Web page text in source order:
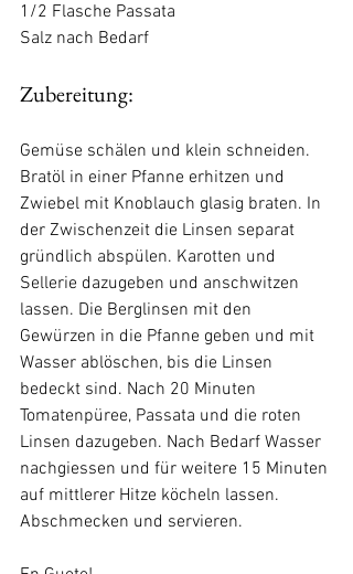
1/2 Flasche Passata
Salz nach Bedarf
Zubereitung:
Gemüse schälen und klein schneiden.
Bratöl in einer Pfanne erhitzen und
Zwiebel mit Knoblauch glasig braten. In
der Zwischenzeit die Linsen separat
gründlich abspülen. Karotten und
Sellerie dazugeben und anschwitzen
lassen. Die Berglinsen mit den
Gewürzen in die Pfanne geben und mit
Wasser ablöschen, bis die Linsen
bedeckt sind. Nach 20 Minuten
Tomatenpüree, Passata und die roten
Linsen dazugeben. Nach Bedarf Wasser
nachgiessen und für weitere 15 Minuten
auf mittlerer Hitze köcheln lassen.
Abschmecken und servieren.